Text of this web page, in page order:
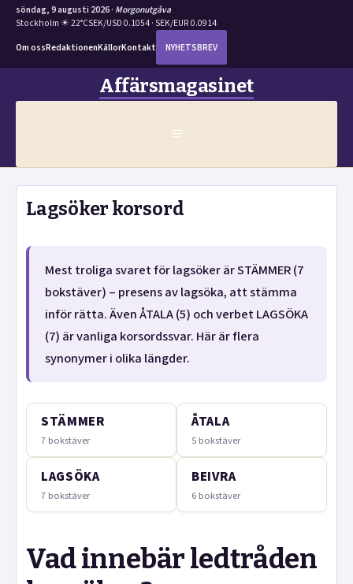
söndag, 9 augusti 2026 · Morgonutgåva
Stockholm ☀ 22°CSEK/USD 0.1054 · SEK/EUR 0.0914
Om ossRedaktionenKällorKontakt NYHETSBREV
Affärsmagasinet
MENY
Lagsöker korsord
Mest troliga svaret för lagsöker är STÄMMER (7
bokstäver) – presens av lagsöka, att stämma
inför rätta. Även ÅTALA (5) och verbet LAGSÖKA
(7) är vanliga korsordssvar. Här är flera
synonymer i olika längder.
STÄMMER
7 bokstäver
ÅTALA
5 bokstäver
LAGSÖKA
7 bokstäver
BEIVRA
6 bokstäver
Vad innebär ledtråden